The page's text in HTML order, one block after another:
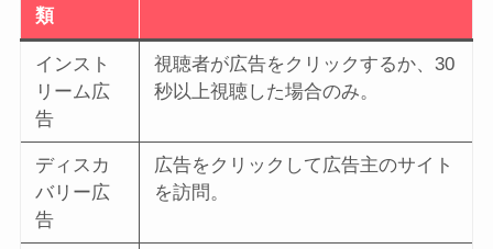
類
インスト
リーム広
告
視聴者が広告をクリックするか、30
秒以上視聴した場合のみ。
ディスカ
バリー広
告
広告をクリックして広告主のサイト
を訪問。